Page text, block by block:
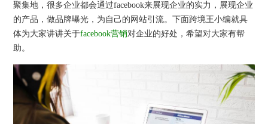
聚集地，很多企业都会通过facebook来展现企业的实力，展现企业
的产品，做品牌曝光，为自己的网站引流。下面跨境王小编就具
体为大家讲讲关于facebook营销对企业的好处，希望对大家有帮
助。